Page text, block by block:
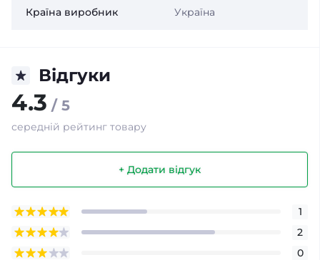
Країна виробник Україна
Відгуки
4.3 / 5
середній рейтинг товару
+ Додати відгук
1
2
0